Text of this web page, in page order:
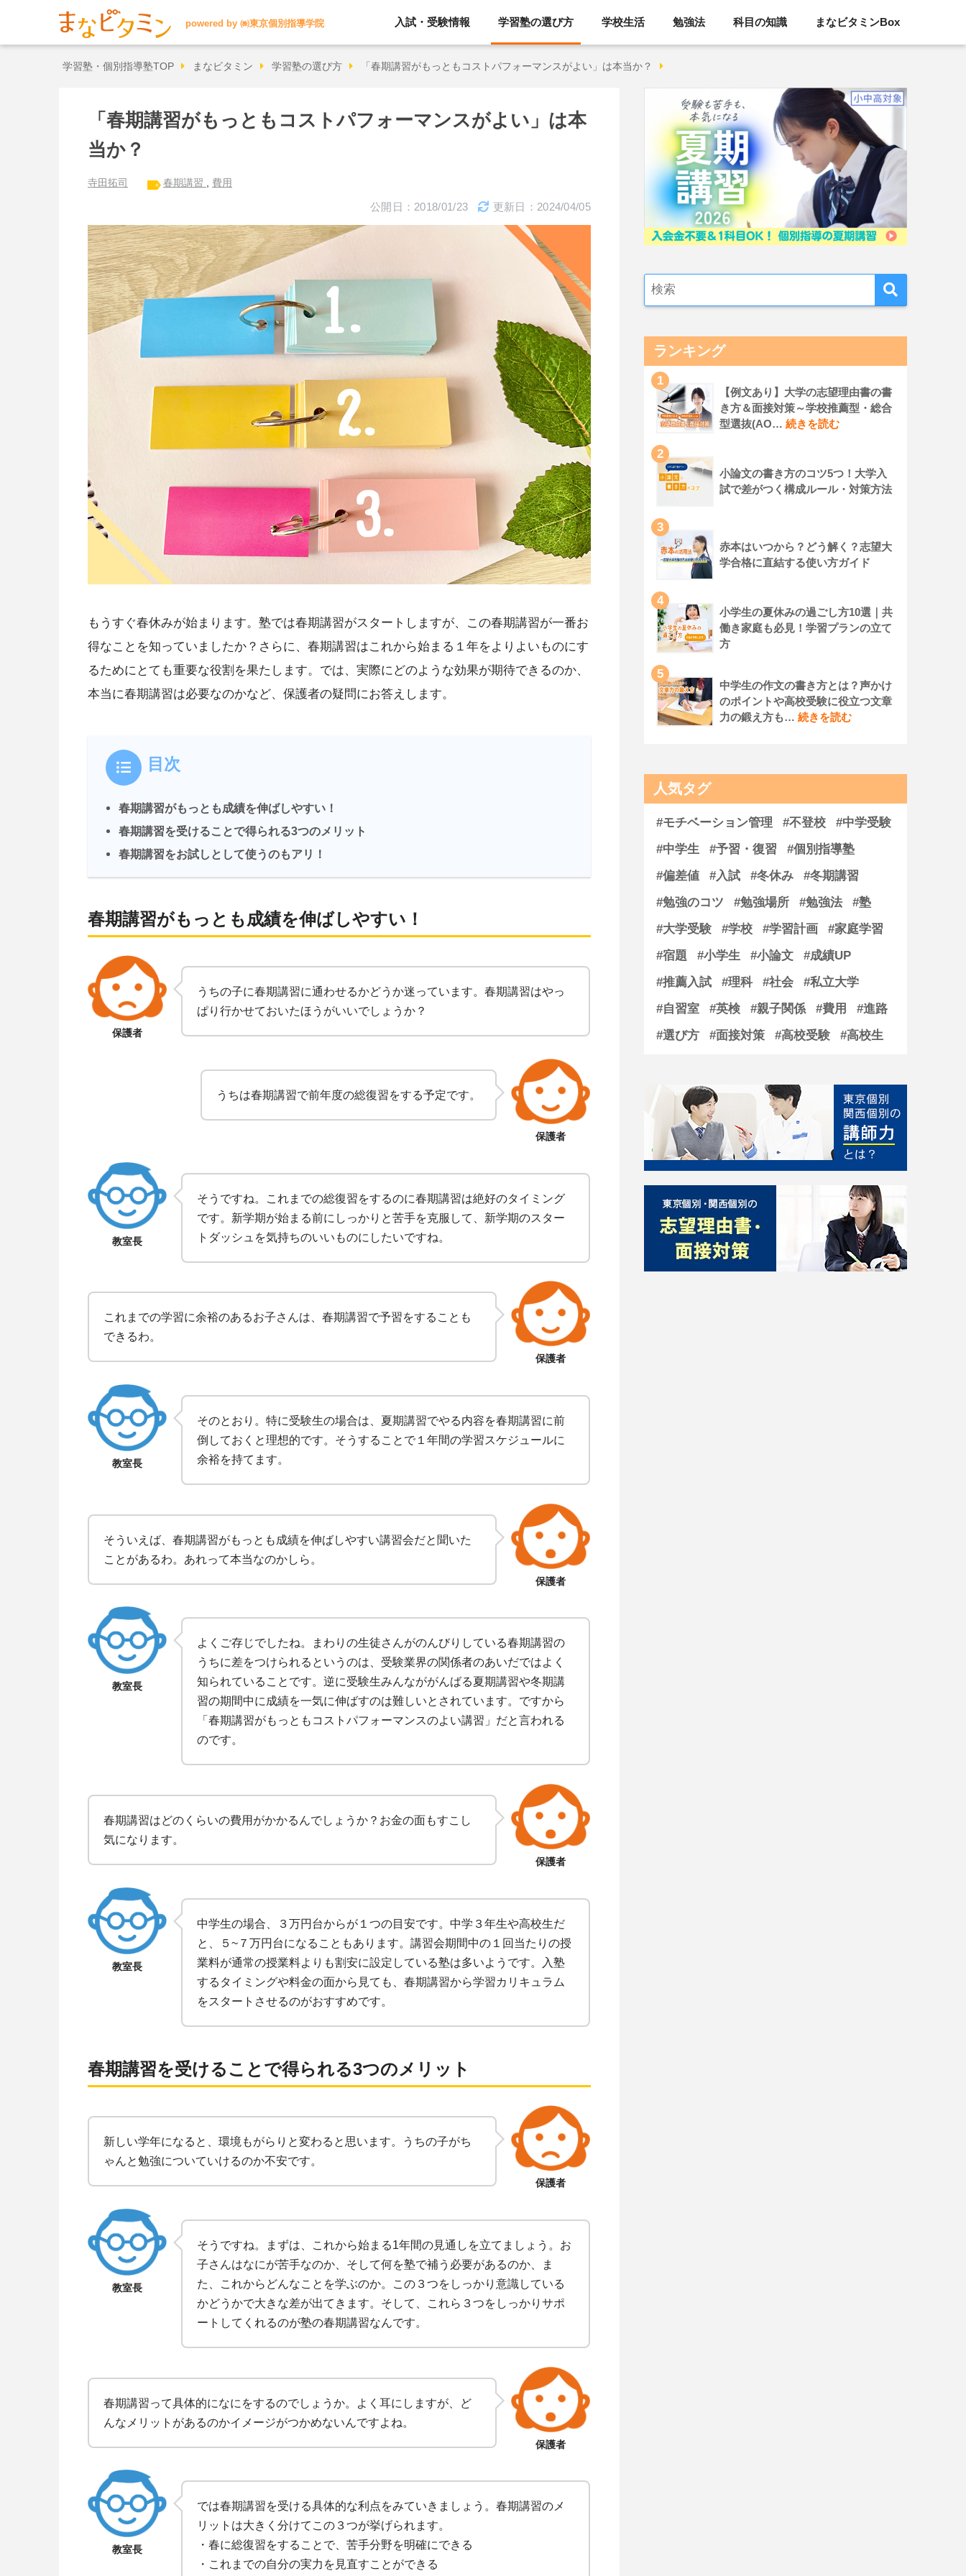
powered by ㈱東京個別指導学院 入試・受験情報 学習塾の選び方 学校生活 勉強法 科目の知識 まなビタミンBox
学習塾・個別指導塾TOP まなビタミン 学習塾の選び方 「春期講習がもっともコストパフォーマンスがよい」は本当か？
「春期講習がもっともコストパフォーマンスがよい」は本
当か？
寺田拓司 春期講習 費用
公開日：2018/01/23 更新日：2024/04/05
もうすぐ春休みが始まります。塾では春期講習がスタートしますが、この春期講習が一番お
得なことを知っていましたか？さらに、春期講習はこれから始まる１年をよりよいものにす
るためにとても重要な役割を果たします。では、実際にどのような効果が期待できるのか、
本当に春期講習は必要なのかなど、保護者の疑問にお答えします。
目次
春期講習がもっとも成績を伸ばしやすい！
春期講習を受けることで得られる3つのメリット
春期講習をお試しとして使うのもアリ！
春期講習がもっとも成績を伸ばしやすい！
保護者
うちの子に春期講習に通わせるかどうか迷っています。春期講習はやっ
ぱり行かせておいたほうがいいでしょうか？
保護者
うちは春期講習で前年度の総復習をする予定です。
教室長
そうですね。これまでの総復習をするのに春期講習は絶好のタイミング
です。新学期が始まる前にしっかりと苦手を克服して、新学期のスター
トダッシュを気持ちのいいものにしたいですね。
保護者
これまでの学習に余裕のあるお子さんは、春期講習で予習をすることも
できるわ。
教室長
そのとおり。特に受験生の場合は、夏期講習でやる内容を春期講習に前
倒しておくと理想的です。そうすることで１年間の学習スケジュールに
余裕を持てます。
保護者
そういえば、春期講習がもっとも成績を伸ばしやすい講習会だと聞いた
ことがあるわ。あれって本当なのかしら。
教室長
よくご存じでしたね。まわりの生徒さんがのんびりしている春期講習の
うちに差をつけられるというのは、受験業界の関係者のあいだではよく
知られていることです。逆に受験生みんなががんばる夏期講習や冬期講
習の期間中に成績を一気に伸ばすのは難しいとされています。ですから
「春期講習がもっともコストパフォーマンスのよい講習」だと言われる
のです。
保護者
春期講習はどのくらいの費用がかかるんでしょうか？お金の面もすこし
気になります。
教室長
中学生の場合、３万円台からが１つの目安です。中学３年生や高校生だ
と、５~７万円台になることもあります。講習会期間中の１回当たりの授
業料が通常の授業料よりも割安に設定している塾は多いようです。入塾
するタイミングや料金の面から見ても、春期講習から学習カリキュラム
をスタートさせるのがおすすめです。
春期講習を受けることで得られる3つのメリット
保護者
新しい学年になると、環境もがらりと変わると思います。うちの子がち
ゃんと勉強についていけるのか不安です。
教室長
そうですね。まずは、これから始まる1年間の見通しを立てましょう。お
子さんはなにが苦手なのか、そして何を塾で補う必要があるのか、ま
た、これからどんなことを学ぶのか。この３つをしっかり意識している
かどうかで大きな差が出てきます。そして、これら３つをしっかりサポ
ートしてくれるのが塾の春期講習なんです。
保護者
春期講習って具体的になにをするのでしょうか。よく耳にしますが、ど
んなメリットがあるのかイメージがつかめないんですよね。
教室長
では春期講習を受ける具体的な利点をみていきましょう。春期講習のメ
リットは大きく分けてこの３つが挙げられます。
・春に総復習をすることで、苦手分野を明確にできる
・これまでの自分の実力を見直すことができる
ランキング
1
【例文あり】大学の志望理由書の書
き方＆面接対策～学校推薦型・総合
型選抜(AO…続きを読む
2
小論文の書き方のコツ5つ！大学入
試で差がつく構成ルール・対策方法
3
赤本はいつから？どう解く？志望大
学合格に直結する使い方ガイド
4
小学生の夏休みの過ごし方10選｜共
働き家庭も必見！学習プランの立て
方
5
中学生の作文の書き方とは？声かけ
のポイントや高校受験に役立つ文章
力の鍛え方も…続きを読む
人気タグ
#モチベーション管理 #不登校
#中学受験
#中学生
#予習・復習
#個別指導塾
#偏差値
#入試 #冬休み
#冬期講習
#勉強のコツ
#勉強場所 #勉強法
#塾
#大学受験
#学校 #学習計画
#家庭学習
#宿題
#小学生 #小論文
#成績UP
#推薦入試
#理科 #社会
#私立大学
#自習室
#英検 #親子関係 #費用
#進路
#選び方
#面接対策 #高校受験 #高校生